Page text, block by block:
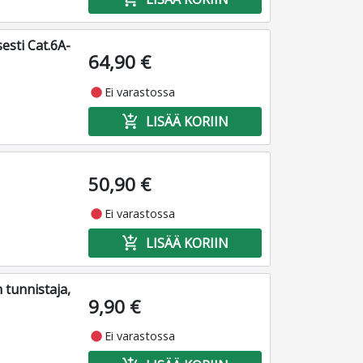
Cat.6A-
64,90 €
fiber_manual_record Ei varastossa
add_shopping_cart LISÄÄ KORIIN
50,90 €
fiber_manual_record Ei varastossa
add_shopping_cart LISÄÄ KORIIN
tunnistaja,
9,90 €
fiber_manual_record Ei varastossa